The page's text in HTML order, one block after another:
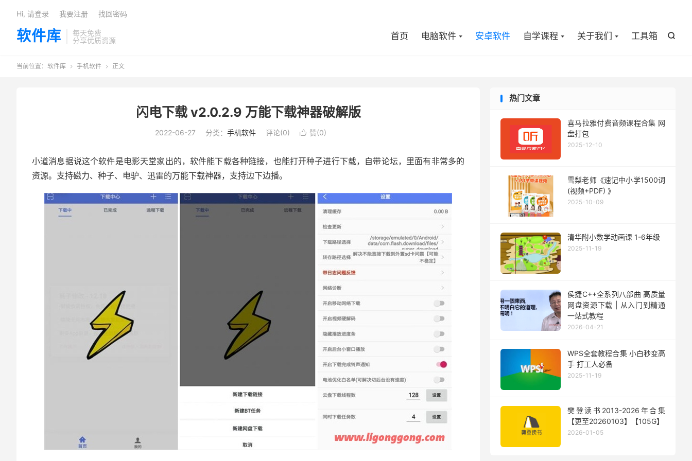
软件库
每天免费
分享优质资源

首页 电脑软件 安卓软件 自学课程 关于我们 工具箱
Hi, 请登录 我要注册 找回密码
当前位置： 软件库  手机软件  正文
闪电下载 v2.0.2.9 万能下载神器破解版
2022-06-27 分类： 手机软件 评论(0)  赞(0)
小道消息据说这个软件是电影天堂家出的，软件能下载各种链接，也能打开种子进行下载，自带论坛，里面有非常多的
资源。支持磁力、种子、电驴、迅雷的万能下载神器，支持边下边播。
热门文章
喜马拉雅付费音频课程合集 网
盘打包
2025-12-10
雪梨老师《速记中小学1500词
(视频+PDF) 》
2025-10-09
清华附小数学动画课 1-6年级
2025-11-19
侯捷C++全系列八部曲 高质量
网盘资源下载 | 从入门到精通
一站式教程
2026-04-21
WPS全套教程合集 小白秒变高
手 打工人必备
2025-11-19
樊登读书2013-2026年合集
【更至20260103】【105G】
2026-01-05